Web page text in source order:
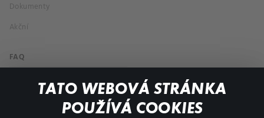
TATO WEBOVÁ STRÁNKA
POUŽÍVÁ COOKIES
Dokumenty
Akční
FAQ
Můj účet
Důležité odkazy